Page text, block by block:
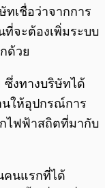
เชื่อว่าจากการ
จะต้องเพิ่มระบบ
ด้วย
งทางบริษัทได้
นให้อุปกรณ์การ
ไฟฟ้าสถิตที่มากับ
คนแรกที่ได้